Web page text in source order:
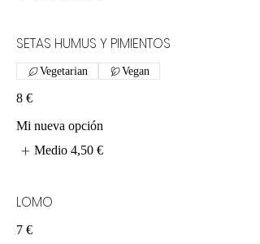
SETAS HUMUS Y PIMIENTOS
8 €
Vegetarian Vegan
Mi nueva opción
Medio 4,50 €
LOMO
7 €